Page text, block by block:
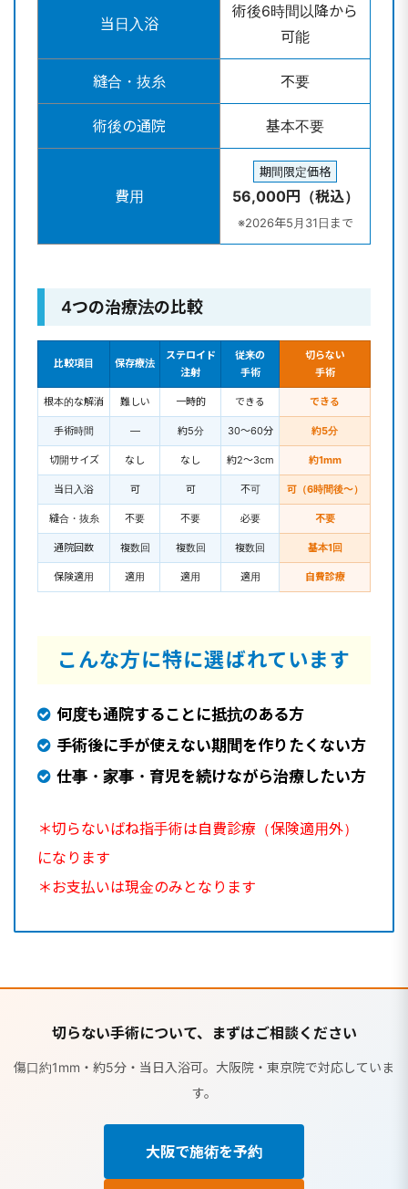
当日入浴
術後6時間以降から
可能
縫合・抜糸 不要
術後の通院 基本不要
費用
期間限定価格
56,000円（税込）
※2026年5月31日まで
4つの治療法の比較
比較項目 保存療法
ステロイド
注射
従来の
手術
切らない
手術
根本的な解消 難しい 一時的 できる できる
手術時間 — 約5分 30〜60分 約5分
切開サイズ なし なし 約2〜3cm 約1mm
当日入浴 可 可 不可 可（6時間後〜）
縫合・抜糸 不要 不要 必要 不要
通院回数 複数回 複数回 複数回 基本1回
保険適用 適用 適用 適用 自費診療
こんな方に特に選ばれています
何度も通院することに抵抗のある方
手術後に手が使えない期間を作りたくない方
仕事・家事・育児を続けながら治療したい方
＊切らないばね指手術は自費診療（保険適用外）
になります
＊お支払いは現金のみとなります
切らない手術について、まずはご相談ください
傷口約1mm・約5分・当日入浴可。大阪院・東京院で対応していま
す。
大阪で施術を予約